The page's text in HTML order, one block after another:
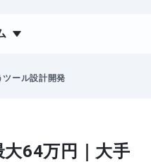
ール設計開発
64万円｜大手